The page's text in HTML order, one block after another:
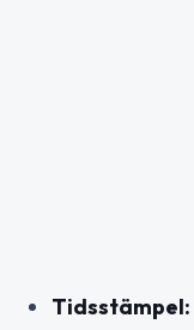
Tidsstämpel: